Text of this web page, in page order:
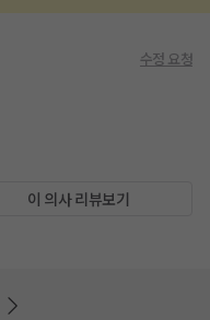
수정 요청
이 의사 리뷰보기